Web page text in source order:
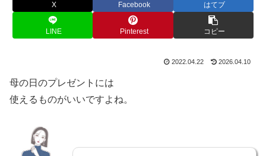
X Facebook はてブ
LINE Pinterest コピー
2022.04.22 2026.04.10
母の日のプレゼントには
使えるものがいいですよね。